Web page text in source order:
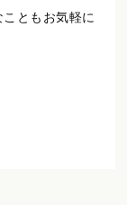
ともお気軽に